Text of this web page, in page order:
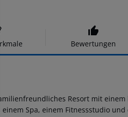
Bewertungen
Resort mit
Spa, einem Fitnessstudio